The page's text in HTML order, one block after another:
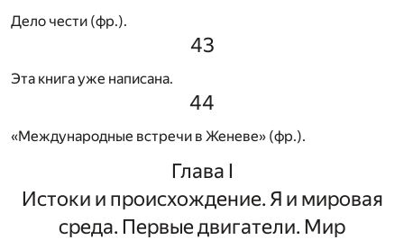
Дело чести (фр.).
43
Эта книга уже написана.
44
«Международные встречи в Женеве» (фр.).
Глава I
Истоки и происхождение. Я и мировая
среда. Первые двигатели. Мир